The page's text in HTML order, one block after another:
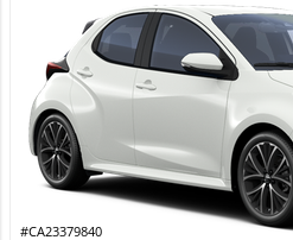
#CA23379840